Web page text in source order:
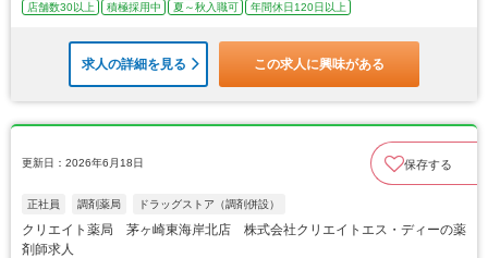
店舗数30以上
積極採用中 夏～秋入職可 年間休日120日以上
求人の詳細を見る この求人に興味がある
更新日：2026年6月18日 保存する
正社員 調剤薬局 ドラッグストア（調剤併設）
クリエイト薬局 茅ヶ崎東海岸北店 株式会社クリエイトエス・ディーの薬
剤師求人